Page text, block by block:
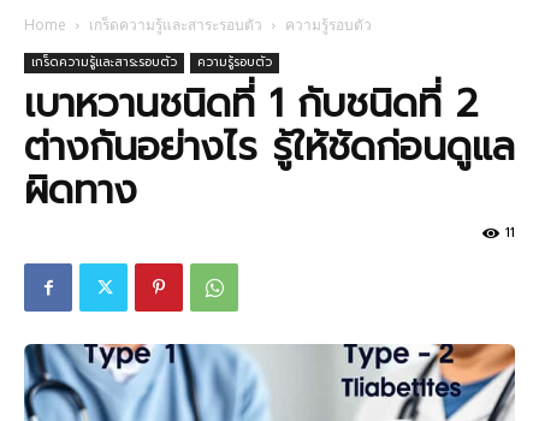
Home เกร็ดความรู้และสาระรอบตัว ความรู้รอบตัว
เกร็ดความรู้และสาระรอบตัว ความรู้รอบตัว
เบาหวานชนิดที่ 1 กับชนิดที่ 2
ต่างกันอย่างไร รู้ให้ชัดก่อนดูแล
ผิดทาง
11